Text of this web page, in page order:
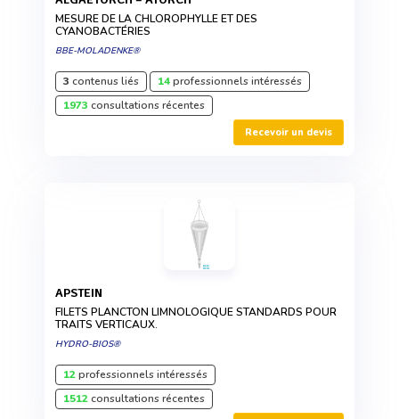
MESURE DE LA CHLOROPHYLLE ET DES
CYANOBACTÉRIES
BBE-MOLADENKE®
3 contenus liés 14professionnels intéressés
1973 consultations récentes
Recevoir un devis
APSTEIN
FILETS PLANCTON LIMNOLOGIQUE STANDARDS POUR
TRAITS VERTICAUX.
HYDRO-BIOS®
12professionnels intéressés
1512consultations récentes